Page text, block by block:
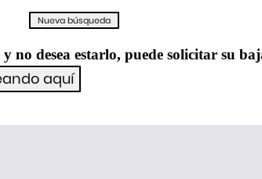
no desea estarlo, puede solicitar su